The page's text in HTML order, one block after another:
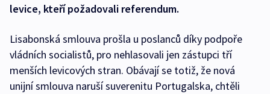
levice, kteří požadovali referendum.
Lisabonská smlouva prošla u poslanců díky podpoře
vládních socialistů, pro nehlasovali jen zástupci tří
menších levicových stran. Obávají se totiž, že nová
unijní smlouva naruší suverenitu Portugalska, chtěli